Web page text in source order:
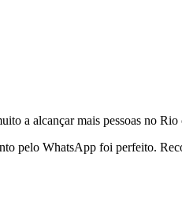
a alcançar mais pessoas no Rio
pelo WhatsApp foi perfeito.